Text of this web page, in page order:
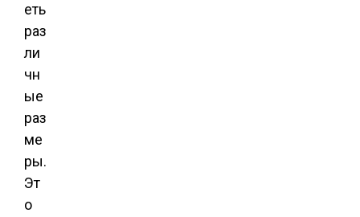
еть
раз
ли
чн
ые
раз
ме
ры.
Эт
о